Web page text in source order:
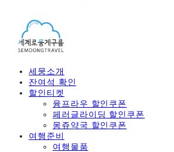
세뭉소개
잔여석 확인
할인티켓
융프라우 할인쿠폰
페러글라이딩 할인쿠폰
몽쥬약국 할인쿠폰
여행준비
여행물품